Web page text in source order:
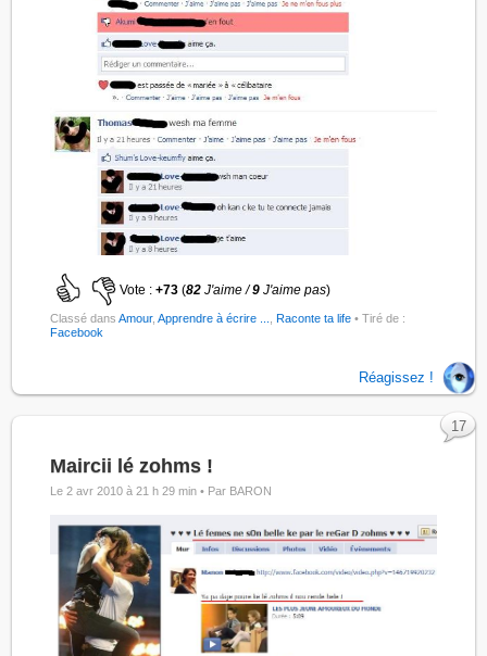
Vote :+73 (82J'aime /9 J'aime pas)
Classé dansAmour,Apprendre à écrire ... ,Raconte ta life • Tiré de :
Facebook
Réagissez !
Maircii lé zohms !
Le 2 avr 2010 à 21 h 29 min • Par BARON
17